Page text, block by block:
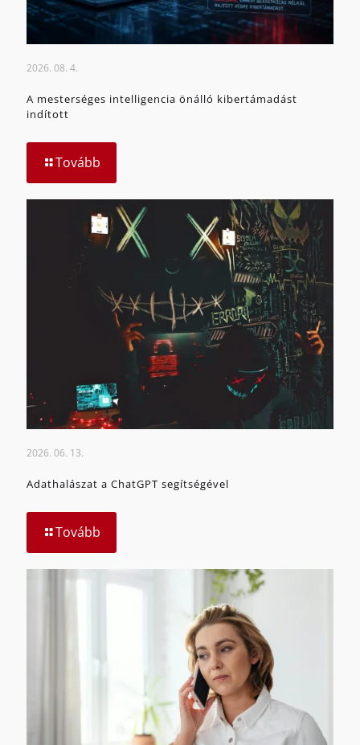
2026. 08. 4.
A mesterséges intelligencia önálló kibertámadást
indított
Tovább
2026. 06. 13.
Adathalászat a ChatGPT segítségével
Tovább